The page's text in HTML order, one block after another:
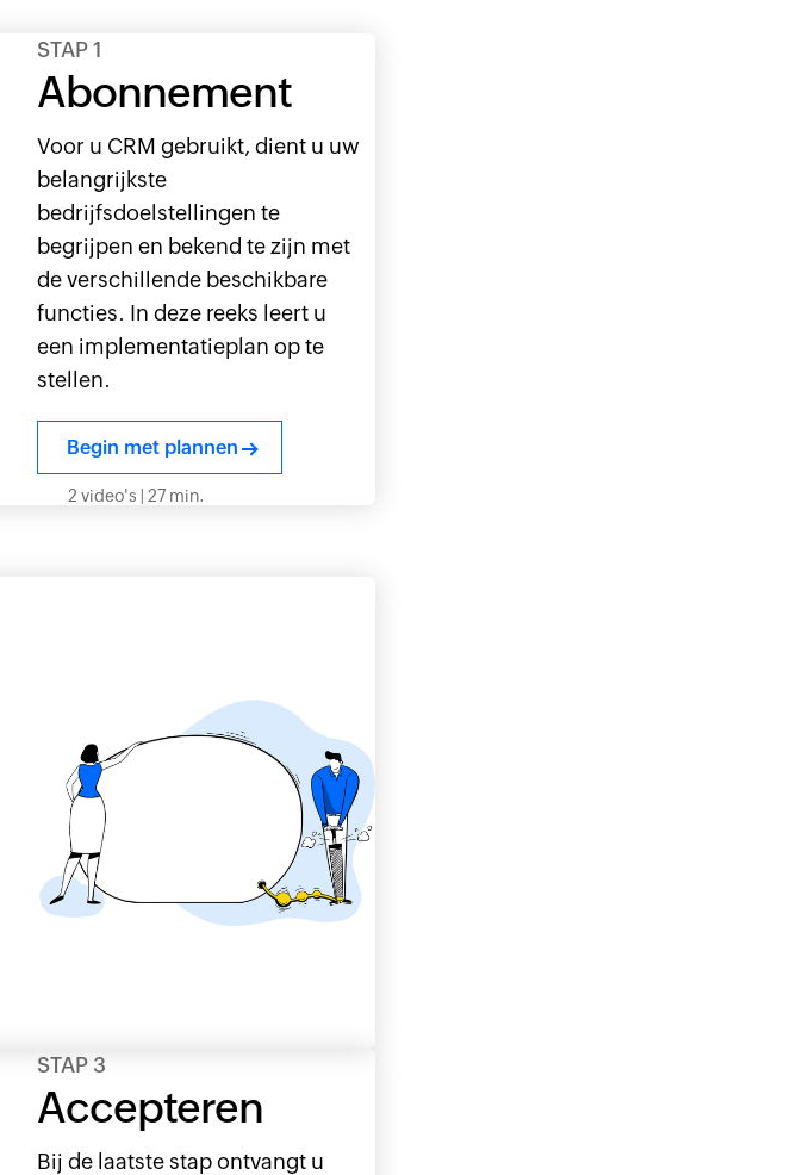
STAP 1
Abonnement
Voor u CRM gebruikt, dient u uw
belangrijkste
bedrijfsdoelstellingen te
begrijpen en bekend te zijn met
de verschillende beschikbare
functies. In deze reeks leert u
een implementatieplan op te
stellen.
Begin met plannen
2 video's | 27 min.
STAP 3
Accepteren
Bij de laatste stap ontvangt u